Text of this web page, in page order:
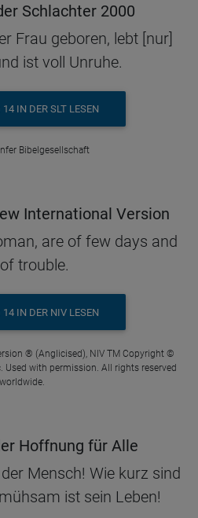
Schlachter 2000
Frau geboren, lebt [nur]
ist voll Unruhe.
IN DER SLT LESEN
Bibelgesellschaft
International Version
are of few days and
trouble.
IN DER NIV LESEN
® (Anglicised), NIV TM Copyright ©
Used with permission. All rights reserved
worldwide.
Hoffnung für Alle
Mensch! Wie kurz sind
ist sein Leben!